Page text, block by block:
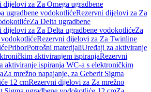
dijelovi za Za Omega ugradbene
ugradbene vodokotlićeRezervni dijelovi za Za
Za Delta ugradbene
dijelovi za Za Delta ugradbene vodokotlićeZa
Rezervni dijelovi za Za Twinline
PriborPotrošni materijaliUređaji za aktiviranje
aktiviranjem ispiranjaRezervni
aktiviranje ispiranja WC-a s elektroničkim
Za mrežno napajanje, za Geberit Sigma
12 cmRezervni dijelovi za Za mrežno